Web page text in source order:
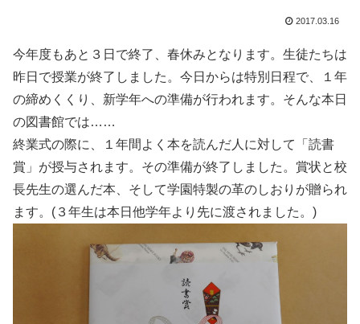
2017.03.16
今年度もあと３日で終了、春休みとなります。生徒たちは
昨日で授業が終了しました。今日からは特別日程で、１年
の締めくくり、新学年への準備が行われます。そんな本日
の図書館では……
終業式の際に、１年間よく本を読んだ人に対して「読書
賞」が授与されます。その準備が終了しました。賞状と校
長先生の選んだ本、そして学園特製の革のしおりが贈られ
ます。(３年生は本日他学年より先に渡されました。)